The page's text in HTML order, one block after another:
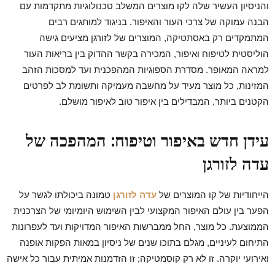
והניסיון העשיר שלה לקו מוצרים המשלב טכנולוגיות מתקדמות עם
הבנה עמוקה של צרכי העור והאיפור. בניגוד למותגים רבים
המתמקדים רק באסתטיקה, המוצרים של לזורגן מציעים גישה
הוליסטית לטיפוח ואיפור, המכירה בקשר ההדוק בין בריאות העור
למראה המאופר. מסדרת הספוגיות המהפכנית ועד למסכות הזהב
המזינות, כל מוצר מעיד על מחשבה מעמיקה ותשומת לב לפרטים
הקטנים ביותר, המבדילים בין איפור טוב לאיפור מושלם.
עידן חדש באיפור וטיפוח: המהפכה של
עדה לזורגן
הייחודיות של קו המוצרים של עדה לזורגן טמונה ביכולתו לגשר על
הפער בין עולם האיפור המקצועי לבין השימוש היומיומי של הצרכנית
הממוצעת. כל מוצר, החל ממברשות האיפור המדויקות ועד לעפרונות
התיחום לעיניים, מגלם בתוכו שנים של ניסיון במאות הפקות אופנה
ואירועי יוקרה. זו לא רק קוסמטיקה; זו הזדמנות אמיתית עבור כל אישה